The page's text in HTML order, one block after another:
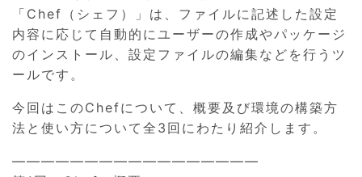
「Chef（シェフ）」は、ファイルに記述した設定
内容に応じて自動的にユーザーの作成やパッケージ
のインストール、設定ファイルの編集などを行うツ
ールです。
今回はこのChefについて、概要及び環境の構築方
法と使い方について全3回にわたり紹介します。
—————————————————